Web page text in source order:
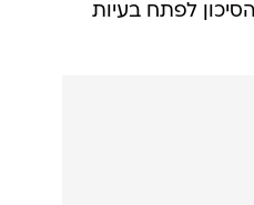
הסיכון לפתח בעיות